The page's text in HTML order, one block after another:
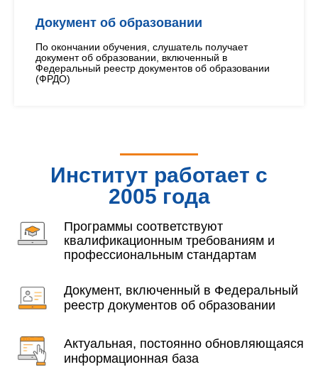
Документ об образовании
По окончании обучения, слушатель получает
документ об образовании, включенный в
Федеральный реестр документов об образовании
(ФРДО)
Институт работает с
2005 года
Программы соответствуют
квалификационным требованиям и
профессиональным стандартам
Документ, включенный в Федеральный
реестр документов об образовании
Актуальная, постоянно обновляющаяся
информационная база